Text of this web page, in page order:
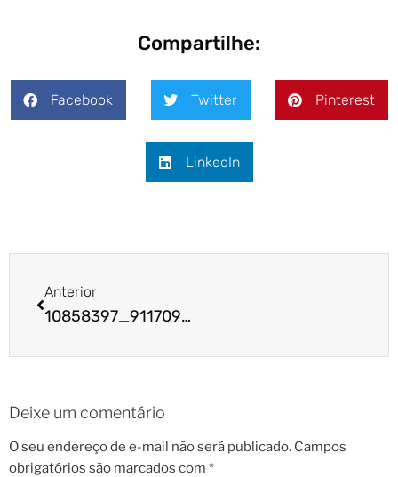
Compartilhe:
Facebook Twitter Pinterest
LinkedIn
Anterior
10858397_911709542175625_8979525320958221511_n
Deixe um comentário
O seu endereço de e-mail não será publicado. Campos
obrigatórios são marcados com *